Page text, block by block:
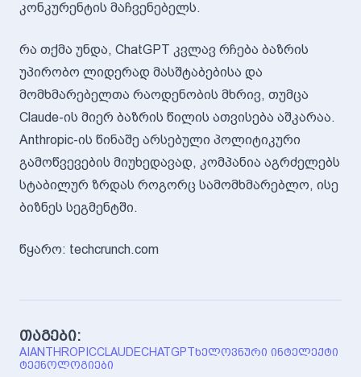
კონკურენტის მაჩვენებელს.
რა თქმა უნდა, ChatGPT კვლავ რჩება ბაზრის
უპირობო ლიდერად მასშტაბებისა და
მომხმარებელთა რაოდენობის მხრივ, თუმცა
Claude-ის მიერ ბაზრის წილის ათვისება აშკარაა.
Anthropic-ის წინაშე არსებული პოლიტიკური
გამოწვევების მიუხედავად, კომპანია აგრძელებს
სტაბილურ ზრდას როგორც სამომხმარებლო, ისე
ბიზნეს სეგმენტში.
წყარო: techcrunch.com
თაგები:
AI ANTHROPICCLAUDECHATGPTᲮᲔᲚᲝᲕᲜᲣᲠᲘ ᲘᲜᲢᲔᲚᲔᲥᲢᲘ
ᲢᲔᲥᲜᲝᲚᲝᲒᲘᲔᲑᲘ